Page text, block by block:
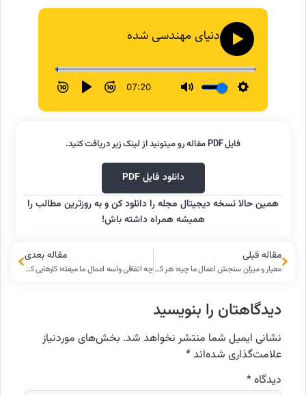
فایل PDF مقاله رو میتونید از لینک زیر دریافت کنید.
دانلود فایل PDF
همین حالا نسخه دیجیتال مجله را دانلود کن و به روزترین مطالب را
همیشه همراه داشته باش!
مقاله قبلی
معیار و میزان سنجش اعمال ما چیه؛ هر کاری انجام بدیم قبول میشه؟
مقاله بعدی
چه اتفاقی واسه اعمال ما میفته؛ کارهایی که انجام میدیم کجا میرن؟
دیدگاهتان را بنویسید
نشانی ایمیل شما منتشر نخواهد شد. بخش‌های موردنیاز
علامت‌گذاری شده‌اند*
دیدگاه*